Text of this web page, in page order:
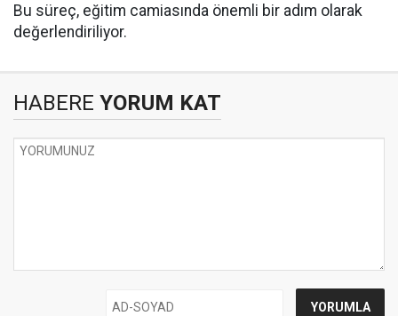
Bu süreç, eğitim camiasında önemli bir adım olarak
değerlendiriliyor.
HABERE YORUM KAT